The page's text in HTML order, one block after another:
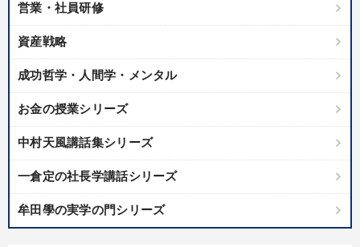
営業・社員研修
資産戦略
成功哲学・人間学・メンタル
お金の授業シリーズ
中村天風講話集シリーズ
一倉定の社長学講話シリーズ
牟田學の実学の門シリーズ